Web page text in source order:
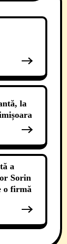
la
a
Sorin
o firmă